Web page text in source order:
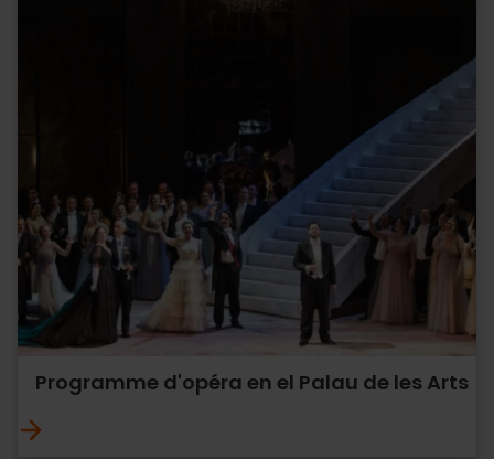
Programme d'opéra en el Palau de les Arts